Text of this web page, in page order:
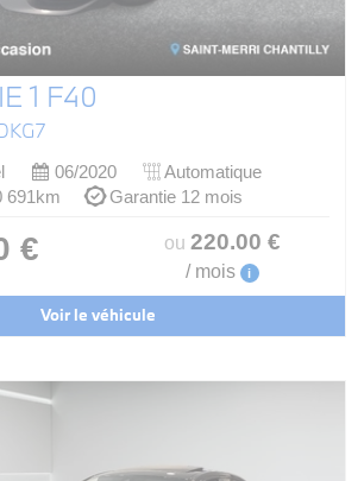
1 F40
06/2020
Automatique
691km
Garantie 12 mois
€ ou 220.00 €
/ mois i
Voir le véhicule